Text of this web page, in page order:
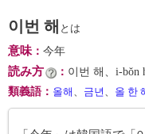
이번 해 とは
意味： 今年
読み方 ： 이번 해、i-bŏn
類義語 ： 올해 、 금년 、 올 한